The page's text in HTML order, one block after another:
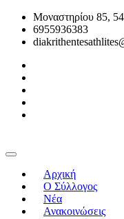
Μοναστηρίου 85,
6955936383
Αρχική
O Σύλλογος
Νέα
Ανακοινώσεις